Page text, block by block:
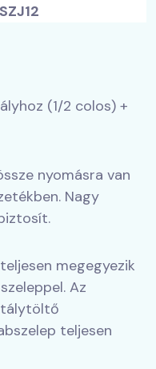
(1/2 colos) +
nyomásra van
Nagy
megegyezik
Az
teljesen